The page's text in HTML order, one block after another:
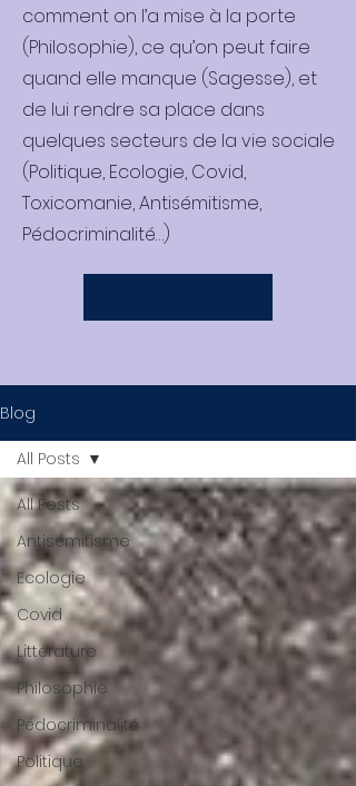
comment on l’a mise à la porte
(Philosophie), ce qu’on peut faire
quand elle manque (Sagesse), et
de lui rendre sa place dans
quelques secteurs de la vie sociale
(Politique, Ecologie, Covid,
Toxicomanie, Antisémitisme,
Pédocriminalité…)
Blog
All Posts
Antisémitisme
Ecologie
Covid
Littérature
Philosophie
Pédocriminalité
Politique
All Posts